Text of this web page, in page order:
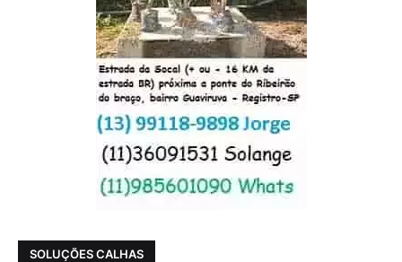
SOLUÇÕES CALHAS